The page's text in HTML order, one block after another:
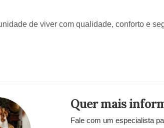
de viver com qualidade, conforto e
Quer mais
Fale com um especialista